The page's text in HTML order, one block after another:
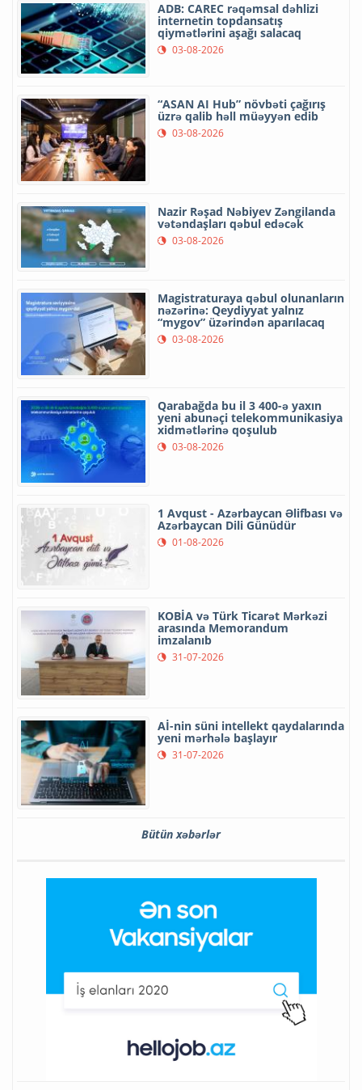
ADB: CAREC rəqəmsal dəhlizi
internetin topdansatış
qiymətlərini aşağı salacaq
03-08-2026
“ASAN AI Hub” növbəti çağırış
üzrə qalib həll müəyyən edib
03-08-2026
Nazir Rəşad Nəbiyev Zəngilanda
vətəndaşları qəbul edəcək
03-08-2026
Magistraturaya qəbul olunanların
nəzərinə: Qeydiyyat yalnız
“mygov” üzərindən aparılacaq
03-08-2026
Qarabağda bu il 3 400-ə yaxın
yeni abunəçi telekommunikasiya
xidmətlərinə qoşulub
03-08-2026
1 Avqust - Azərbaycan Əlifbası və
Azərbaycan Dili Günüdür
01-08-2026
KOBİA və Türk Ticarət Mərkəzi
arasında Memorandum
imzalanıb
31-07-2026
Aİ-nin süni intellekt qaydalarında
yeni mərhələ başlayır
31-07-2026
Bütün xəbərlər